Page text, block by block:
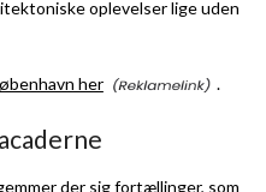
oplevelser lige uden
her .
der sig fortællinger, som